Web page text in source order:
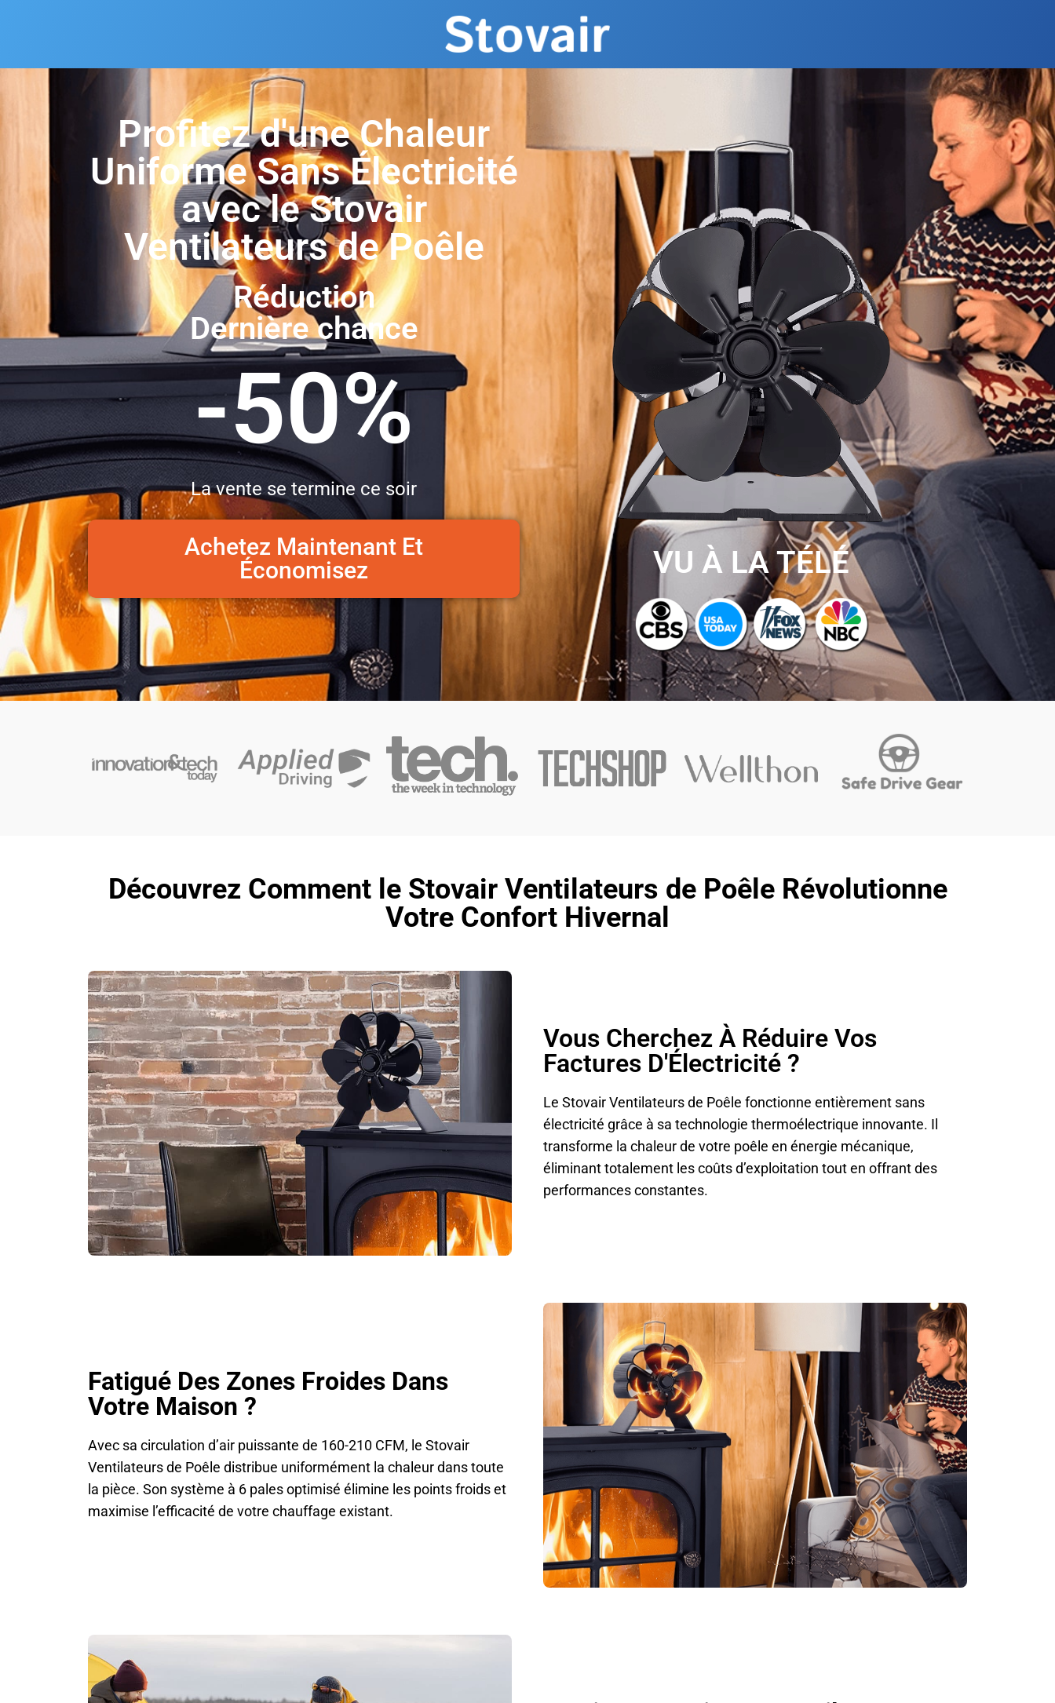
Profitez d'une Chaleur
Uniforme Sans Électricité
avec le Stovair
Ventilateurs de Poêle
Réduction
Dernière chance
-50%
La vente se termine ce soir
Achetez Maintenant Et
Économisez
VU À LA TÉLÉ
Découvrez Comment le Stovair Ventilateurs de Poêle Révolutionne
Votre Confort Hivernal
Vous Cherchez À Réduire Vos
Factures D'Électricité ?
Le Stovair Ventilateurs de Poêle fonctionne entièrement sans
électricité grâce à sa technologie thermoélectrique innovante. Il
transforme la chaleur de votre poêle en énergie mécanique,
éliminant totalement les coûts d’exploitation tout en offrant des
performances constantes.
Fatigué Des Zones Froides Dans
Votre Maison ?
Avec sa circulation d’air puissante de 160-210 CFM, le Stovair
Ventilateurs de Poêle distribue uniformément la chaleur dans toute
la pièce. Son système à 6 pales optimisé élimine les points froids et
maximise l’efficacité de votre chauffage existant.